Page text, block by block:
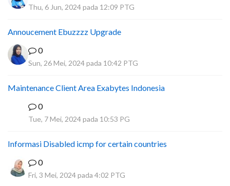
Thu, 6 Jun, 2024 pada 12:09 PTG
Annoucement Ebuzzzz Upgrade
0
Sun, 26 Mei, 2024 pada 10:42 PTG
Maintenance Client Area Exabytes Indonesia
0
Tue, 7 Mei, 2024 pada 10:53 PG
Informasi Disabled icmp for certain countries
0
Fri, 3 Mei, 2024 pada 4:02 PTG